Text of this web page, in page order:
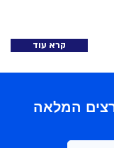
קרא עוד
המלאה